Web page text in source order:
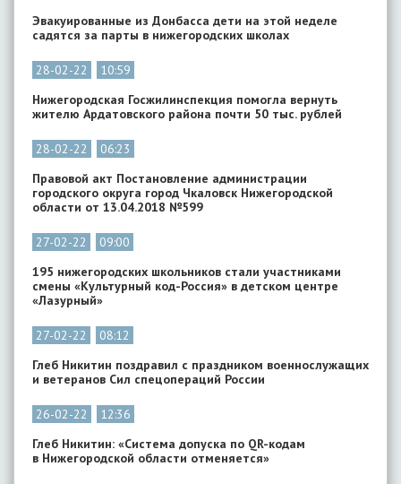
Эвакуированные из Донбасса дети на этой неделе
садятся за парты в нижегородских школах
28-02-22
10:59
Нижегородская Госжилинспекция помогла вернуть
жителю Ардатовского района почти 50 тыс. рублей
28-02-22
06:23
Правовой акт Постановление администрации
городского округа город Чкаловск Нижегородской
области от 13.04.2018 №599
27-02-22
09:00
195 нижегородских школьников стали участниками
смены «Культурный код-Россия» в детском центре
«Лазурный»
27-02-22
08:12
Глеб Никитин поздравил с праздником военнослужащих
и ветеранов Сил спецопераций России
26-02-22
12:36
Глеб Никитин: «Система допуска по QR-кодам
в Нижегородской области отменяется»